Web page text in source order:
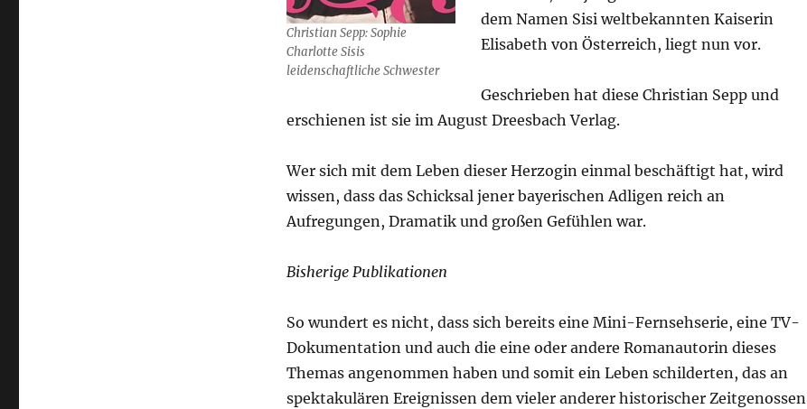
Christian Sepp: Sophie
Charlotte Sisis
leidenschaftliche Schwester
dem Namen Sisi weltbekannten Kaiserin
Elisabeth von Österreich, liegt nun vor.
Geschrieben hat diese Christian Sepp und
erschienen ist sie im August Dreesbach Verlag.
Wer sich mit dem Leben dieser Herzogin einmal beschäftigt hat, wird
wissen, dass das Schicksal jener bayerischen Adligen reich an
Aufregungen, Dramatik und großen Gefühlen war.
Bisherige Publikationen
So wundert es nicht, dass sich bereits eine Mini-Fernsehserie, eine TV-
Dokumentation und auch die eine oder andere Romanautorin dieses
Themas angenommen haben und somit ein Leben schilderten, das an
spektakulären Ereignissen dem vieler anderer historischer Zeitgenossen